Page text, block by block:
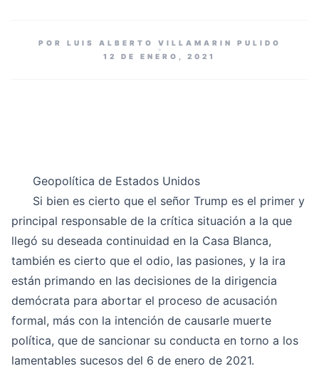
POR LUIS ALBERTO VILLAMARIN PULIDO
12 DE ENERO, 2021
Geopolítica de Estados Unidos
Si bien es cierto que el señor Trump es el primer y
principal responsable de la crítica situación a la que
llegó su deseada continuidad en la Casa Blanca,
también es cierto que el odio, las pasiones, y la ira
están primando en las decisiones de la dirigencia
demócrata para abortar el proceso de acusación
formal, más con la intención de causarle muerte
política, que de sancionar su conducta en torno a los
lamentables sucesos del 6 de enero de 2021.